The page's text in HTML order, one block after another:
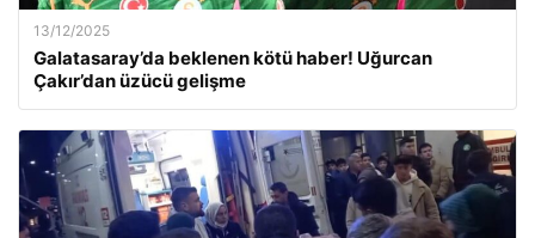
13/12/2025
Galatasaray’da beklenen kötü haber! Uğurcan
Çakır’dan üzücü gelişme